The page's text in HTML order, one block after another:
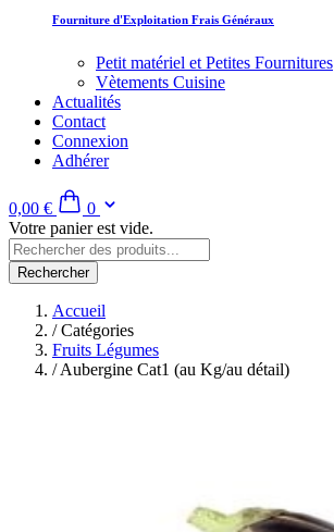
Fourniture d'Exploitation Frais Généraux
Petit matériel et Petites Fournitures
Vètements Cuisine
Actualités
Contact
Connexion
Adhérer
0,00 €
0
Votre panier est vide.
Rechercher
Accueil
/Catégories
Fruits Légumes
/Aubergine Cat1 (au Kg/au détail)